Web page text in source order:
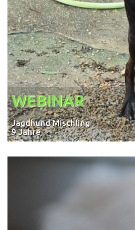
WEBINAR
Jagdhund Mischling
9 Jahre